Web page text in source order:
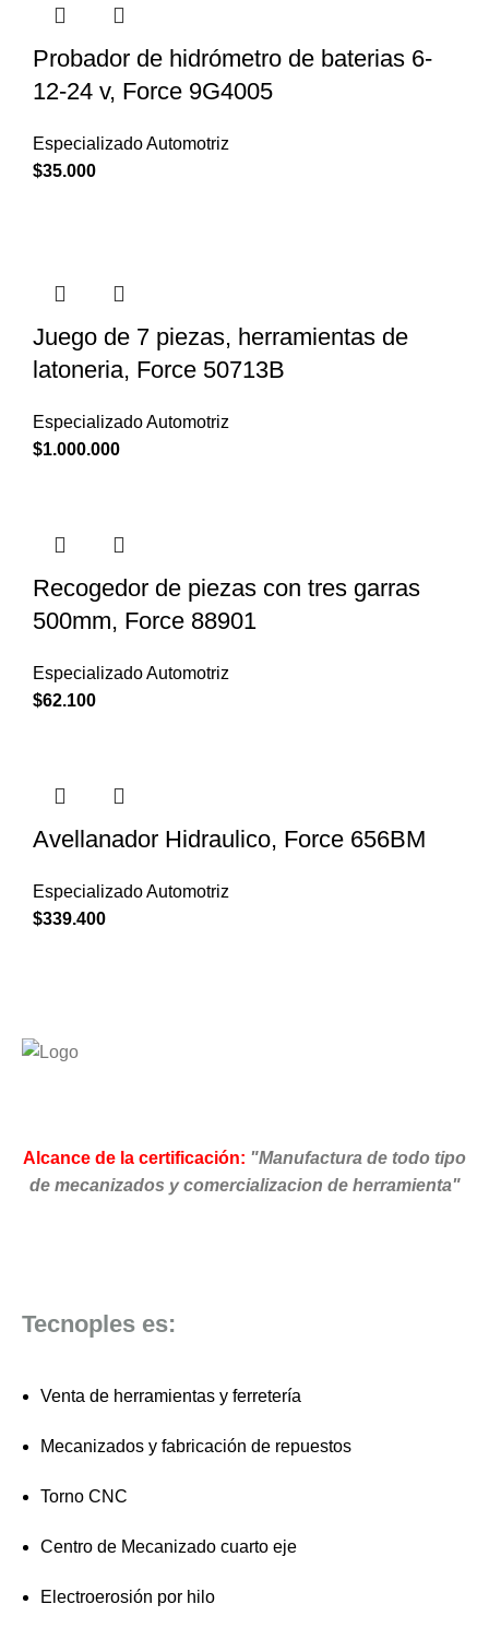
Probador de hidrómetro de baterias 6-
12-24 v, Force 9G4005
Especializado Automotriz
$35.000
Juego de 7 piezas, herramientas de
latoneria, Force 50713B
Especializado Automotriz
$1.000.000
Recogedor de piezas con tres garras
500mm, Force 88901
Especializado Automotriz
$62.100
Avellanador Hidraulico, Force 656BM
Especializado Automotriz
$339.400
Alcance de la certificación: "Manufactura de todo tipo
de mecanizados y comercializacion de herramienta"
Tecnoples es:
Venta de herramientas y ferretería
Mecanizados y fabricación de repuestos
Torno CNC
Centro de Mecanizado cuarto eje
Electroerosión por hilo